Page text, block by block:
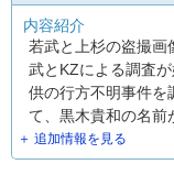
内容紹介
若武と上杉の盗撮画
武とKZによる調査
供の行方不明事件を
て、黒木貴和の名前
＋ 追加情報を見る